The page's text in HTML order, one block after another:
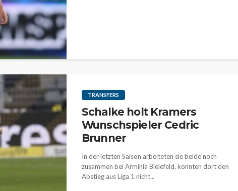
TRANSFERS
Schalke holt Kramers
Wunschspieler Cedric
Brunner
In der letzten Saison arbeiteten sie beide noch
zusammen bei Arminia Bielefeld, konnten dort den
Abstieg aus Liga 1 nicht...